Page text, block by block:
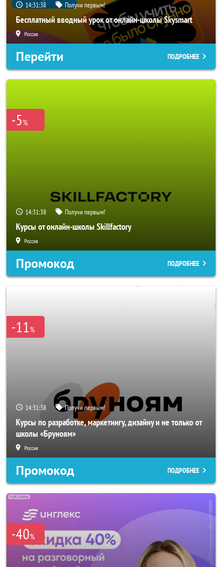
14:31:37 Получи первым!
Бесплатный вводный урок от онлайн-школы Skysmart
Россия
Перейти ПОДРОБНЕЕ
-5%
14:31:37 Получи первым!
Курсы от онлайн-школы Skillfactory
Россия
Промокод ПОДРОБНЕЕ
-11%
14:31:37 Получи первым!
Курсы по разработке, маркетингу, дизайну и не только от
школы «Бруноям»
Россия
Промокод ПОДРОБНЕЕ
-40%